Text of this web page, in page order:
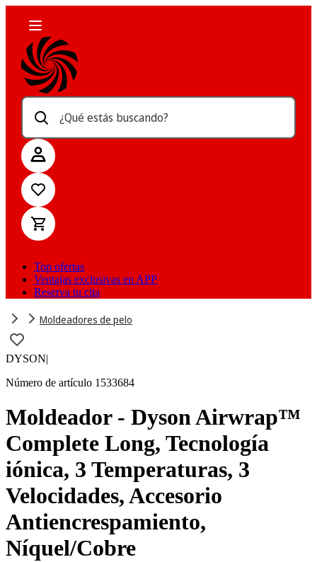
¿Qué estás buscando?
Top ofertas
Ventajas exclusivas en APP
Reserva tu cita
Moldeadores de pelo
DYSON|
Número de artículo 1533684
Moldeador - Dyson Airwrap™
Complete Long, Tecnología
iónica, 3 Temperaturas, 3
Velocidades, Accesorio
Antiencrespamiento,
Níquel/Cobre